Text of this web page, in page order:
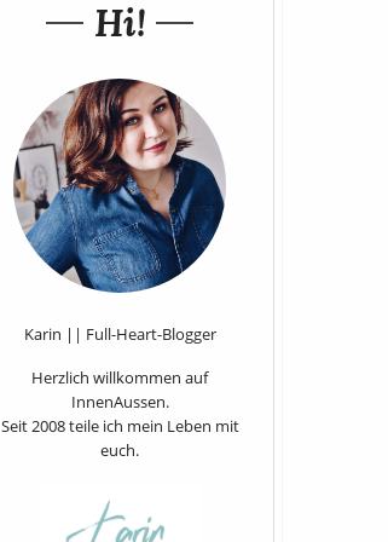
Hi!
Karin || Full-Heart-Blogger
Herzlich willkommen auf
InnenAussen.
Seit 2008 teile ich mein Leben mit
euch.